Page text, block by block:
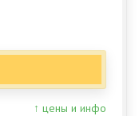
↑ цены и инфо